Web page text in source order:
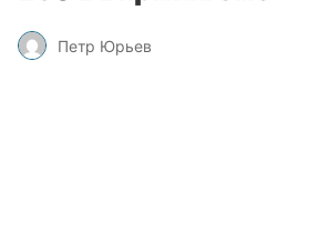
Петр Юрьев